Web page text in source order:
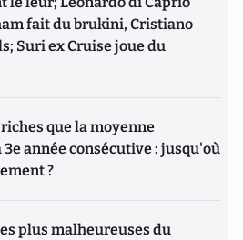
fait du brukini, Cristiano
Suri ex Cruise joue du
que la moyenne
année consécutive : jusqu'où
?
plus malheureuses du